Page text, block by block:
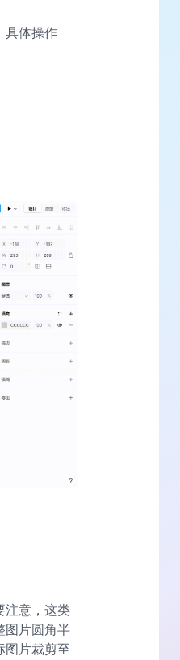
具体操作
注意，这类
图片圆角半
图片裁剪至